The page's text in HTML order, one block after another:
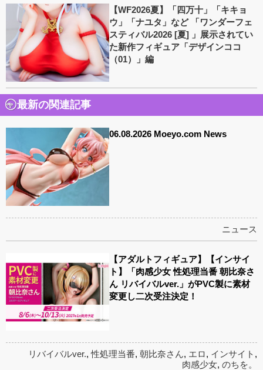
【WF2026夏】「四万十」「キキョ
ウ」「ナユタ」など 「ワンダーフェ
スティバル2026 [夏] 」展示されてい
た新作フィギュア「デザインココ
（01）」編
最新の関連記事
06.08.2026 Moeyo.com News
ニュース
【アダルトフィギュア】【インサイ
ト】「肉感少女 性処理当番 朝比奈さ
ん リバイバルver.」がPVC製に素材
変更し二次受注決定！
リバイバルver.,性処理当番, 朝比奈さん, エロ, インサイト ,
肉感少女, のちを。